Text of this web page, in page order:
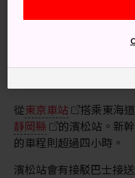
從東海道本線和東海道
從東京車站
搭乘東海
靜岡縣
的濱松站。新
的車程則超過四小時。
濱松站會有接駁巴士接